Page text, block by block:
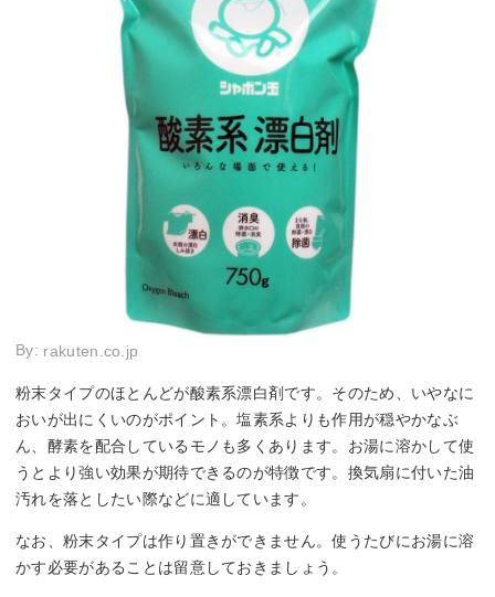
By: rakuten.co.jp
粉末タイプのほとんどが酸素系漂白剤です。そのため、いやなに
おいが出にくいのがポイント。塩素系よりも作用が穏やかなぶ
ん、酵素を配合しているモノも多くあります。お湯に溶かして使
うとより強い効果が期待できるのが特徴です。換気扇に付いた油
汚れを落としたい際などに適しています。
なお、粉末タイプは作り置きができません。使うたびにお湯に溶
かす必要があることは留意しておきましょう。